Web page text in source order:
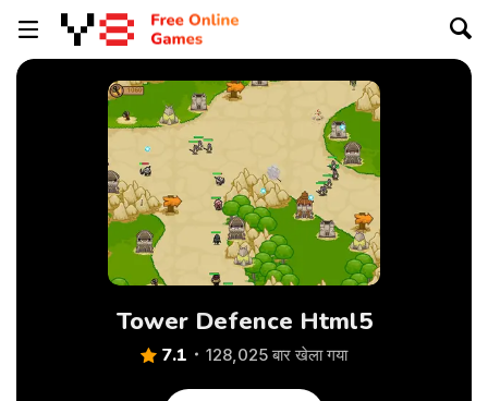
Tower Defence Html5
7.1 128,025 बार खेला गया